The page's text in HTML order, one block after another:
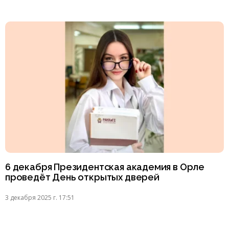
6 декабря Президентская академия в Орле
проведёт День открытых дверей
3 декабря 2025 г. 17:51